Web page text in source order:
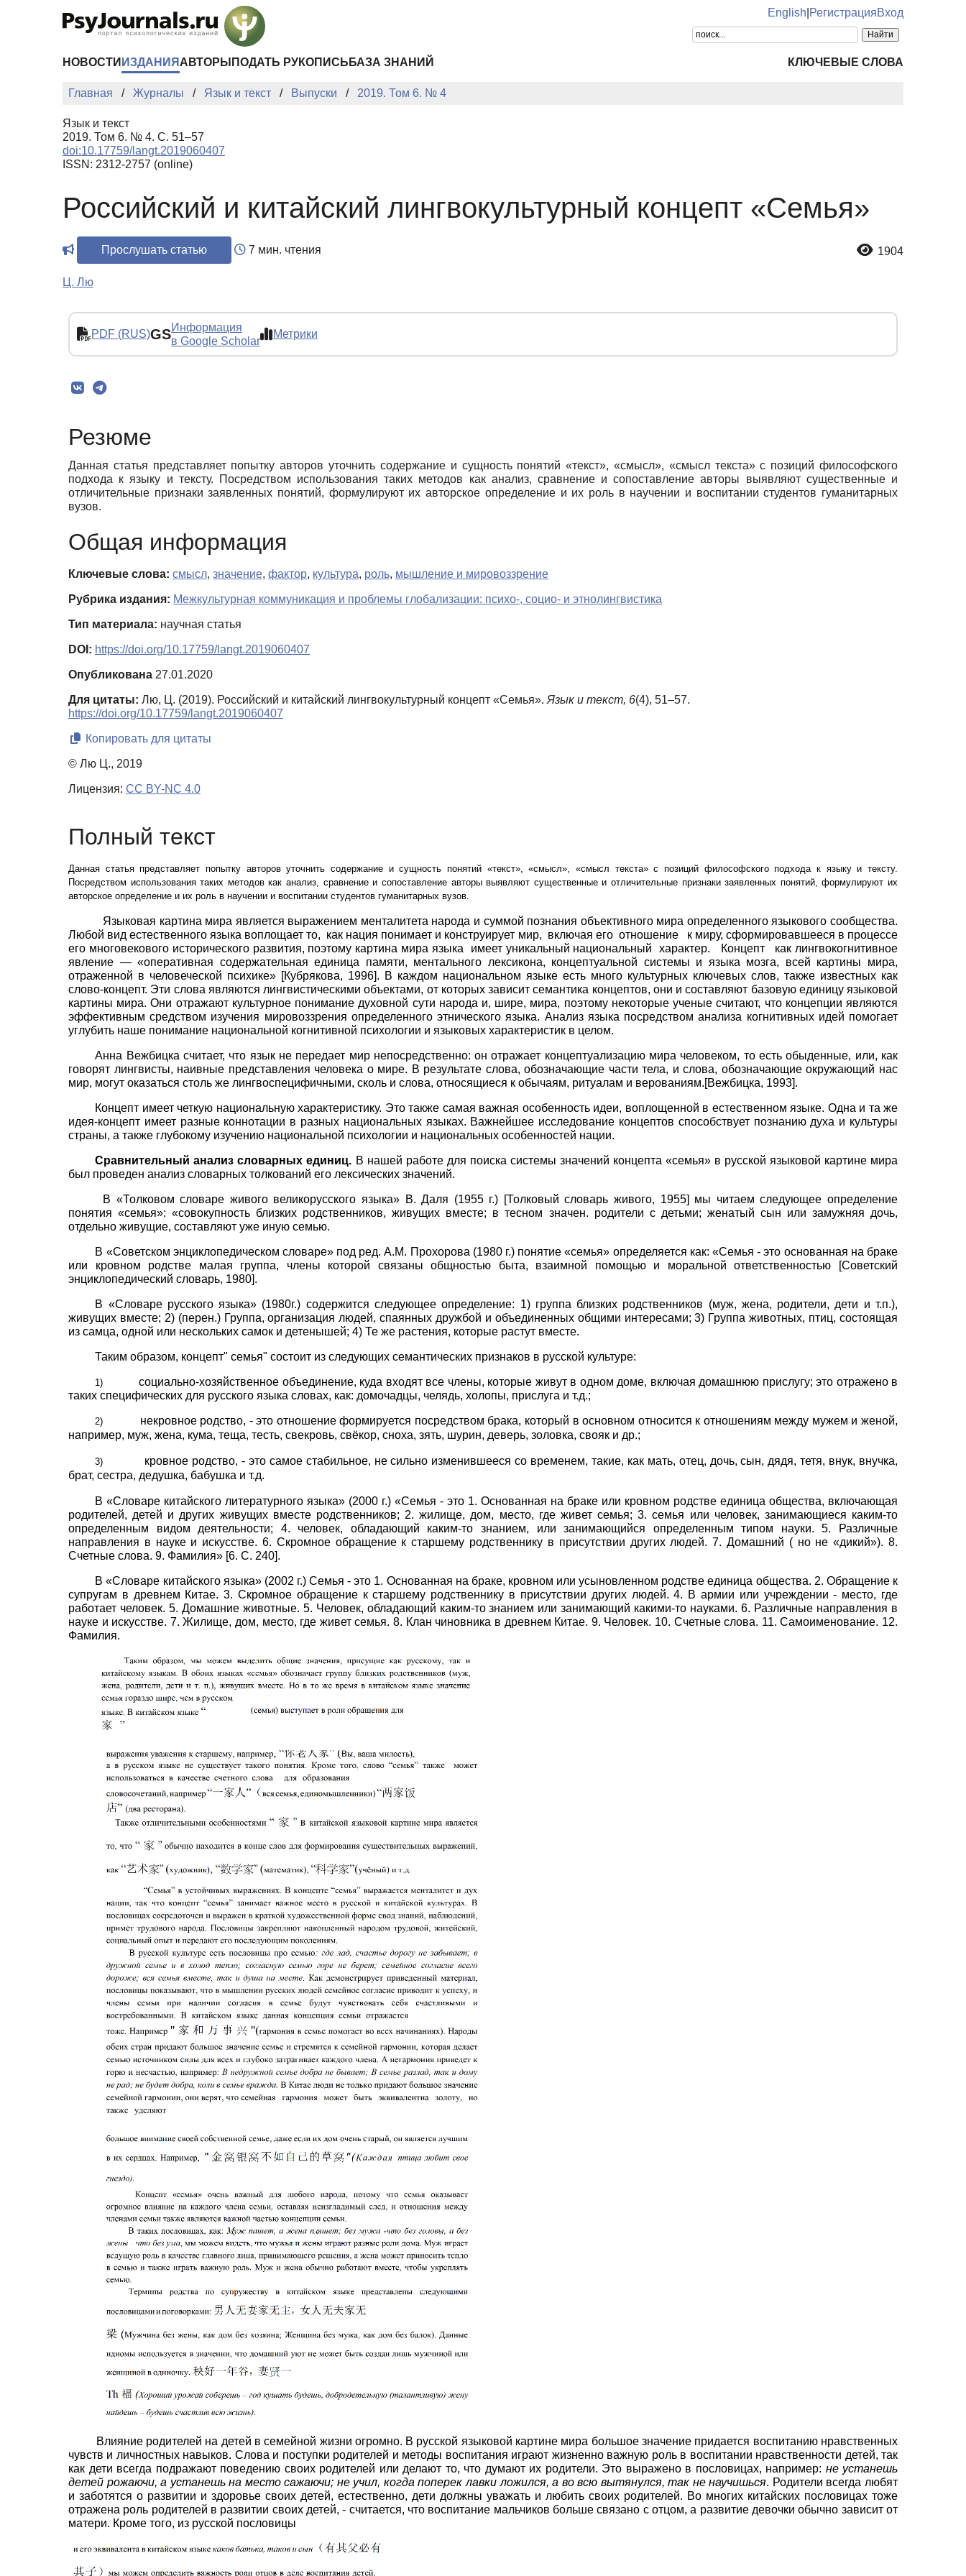
English РегистрацияВход
НОВОСТИ ИЗДАНИЯ АВТОРЫ ПОДАТЬ РУКОПИСЬ БАЗА ЗНАНИЙ КЛЮЧЕВЫЕ СЛОВА
Главная Журналы Язык и текст Выпуски 2019. Том 6. № 4
Язык и текст
2019. Том 6. № 4. С. 51–57
doi:10.17759/langt.2019060407
ISSN: 2312-2757 (online)
Российский и китайский лингвокультурный концепт «Семья»
Прослушать статью 7 мин. чтения 1904
Ц. Лю
PDF (RUS)GSИнформация
в Google Scholar
Метрики
Резюме
Данная статья представляет попытку авторов уточнить содержание и сущность понятий «текст», «смысл», «смысл текста» с позиций философского
подхода к языку и тексту. Посредством использования таких методов как анализ, сравнение и сопоставление авторы выявляют существенные и
отличительные признаки заявленных понятий, формулируют их авторское определение и их роль в научении и воспитании студентов гуманитарных
вузов.
Общая информация
Ключевые слова: смысл, значение, фактор, культура, роль, мышление и мировоззрение
Рубрика издания: Межкультурная коммуникация и проблемы глобализации: психо-, социо- и этнолингвистика
Тип материала: научная статья
DOI: https://doi.org/10.17759/langt.2019060407
Опубликована 27.01.2020
Для цитаты: Лю, Ц. (2019). Российский и китайский лингвокультурный концепт «Семья». Язык и текст, 6(4), 51–57.
https://doi.org/10.17759/langt.2019060407
Копировать для цитаты
© Лю Ц., 2019
Лицензия: CC BY-NC 4.0
Полный текст
Данная статья представляет попытку авторов уточнить содержание и сущность понятий «текст», «смысл», «смысл текста» с позиций философского подхода к языку и тексту.
Посредством использования таких методов как анализ, сравнение и сопоставление авторы выявляют существенные и отличительные признаки заявленных понятий, формулируют их
авторское определение и их роль в научении и воспитании студентов гуманитарных вузов.
Языковая картина мира является выражением менталитета народа и суммой познания объективного мира определенного языкового сообщества.
Любой вид естественного языка воплощает то, как нация понимает и конструирует мир, включая его отношение к миру, сформировавшееся в процессе
его многовекового исторического развития, поэтому картина мира языка
имеет уникальный национальный характер. Концепт как лингвокогнитивное
явление —«оперативная содержательная единица памяти, ментального лексикона, концептуальной системы и языка мозга, всей картины мира,
отраженной в человеческой психике» [Кубрякова, 1996]. В каждом национальном языке есть много культурных ключевых слов, также известных как
слово-концепт. Эти слова являются лингвистическими объектами, от которых зависит семантика концептов, они и составляют базовую единицу языковой
картины мира. Они отражают культурное понимание духовной сути народа и, шире, мира, поэтому некоторые ученые считают, что концепции являются
эффективным средством изучения мировоззрения определенного этнического языка. Анализ языка посредством анализа когнитивных идей помогает
углубить наше понимание национальной когнитивной психологии и языковых характеристик в целом.
Анна Вежбицка считает, что язык не передает мир непосредственно: он отражает концептуализацию мира человеком, то есть обыденные, или, как
говорят лингвисты, наивные представления человека о мире. В результате слова, обозначающие части тела, и слова, обозначающие окружающий нас
мир, могут оказаться столь же лингвоспецифичными, сколь и слова, относящиеся к обычаям, ритуалам и верованиям.[Вежбицка, 1993].
Концепт имеет четкую национальную характеристику. Это также самая важная особенность идеи, воплощенной в естественном языке. Одна и та же
идея-концепт имеет разные коннотации в разных национальных языках. Важнейшее исследование концептов способствует познанию духа и культуры
страны, а также глубокому изучению национальной психологии и национальных особенностей нации.
Сравнительный анализ словарных единиц. В нашей работе для поиска системы значений концепта «семья» в русской языковой картине мира
был проведен анализ словарных толкований его лексических значений.
В «Толковом словаре живого великорусского языка» В. Даля (1955 г.) [Толковый словарь живого, 1955] мы читаем следующее определение
понятия «семья»: «совокупность близких родственников, живущих вместе; в тесном значен. родители с детьми; женатый сын или замужняя дочь,
отдельно живущие, составляют уже иную семью.
В «Советском энциклопедическом словаре» под ред. А.М. Прохорова (1980 г.) понятие «семья» определяется как: «Семья-это основанная на браке
или кровном родстве малая группа, члены которой связаны общностью быта, взаимной помощью и моральной ответственностью
[Советский
энциклопедический словарь, 1980].
В «Словаре русского языка» (1980г.) содержится следующее определение: 1) группа близких родственников (муж, жена, родители, дети и т.п.),
живущих вместе; 2) (перен.) Группа, организация людей, спаянных дружбой и объединенных общими интересами;3) Группа животных, птиц, состоящая
из самца, одной или нескольких самок и детенышей; 4) Те же растения, которые растут вместе.
Таким образом, концепт" семья" состоит из следующих семантических признаков в русской культуре:
1)
социально-хозяйственное объединение, куда входят все члены, которые живут в одном доме, включая домашнюю прислугу; это отражено в
таких специфических для русского языка словах, как: домочадцы, челядь, холопы, прислуга и т.д.;
2)
некровное родство, - это отношение формируется посредством брака, который в основном относится к отношениям между мужем и женой,
например, муж, жена, кума, теща, тесть, свекровь, свёкор, сноха, зять, шурин, деверь, золовка, свояк и др.;
3)
кровное родство, - это самое стабильное, не сильно изменившееся со временем, такие, как мать, отец, дочь, сын, дядя, тетя, внук, внучка,
брат, сестра, дедушка, бабушка и т.д.
В «Словаре китайского литературного языка» (2000 г.) «Семья - это 1. Основанная на браке или кровном родстве единица общества, включающая
родителей, детей и других живущих вместе родственников; 2. жилище, дом, место, где живет семья; 3. семья или человек, занимающиеся каким-то
определенным видом деятельности; 4. человек, обладающий каким-то знанием, или занимающийся определенным типом науки. 5. Различные
направления в науке и искусстве. 6. Скромное обращение к старшему родственнику в присутствии других людей. 7. Домашний ( но не «дикий»). 8.
Счетные слова. 9. Фамилия» [6. С. 240].
В «Словаре китайского языка» (2002 г.) Семья - это 1. Основанная на браке, кровном или усыновленном родстве единица общества. 2. Обращение к
супругам в древнем Китае. 3. Скромное обращение к старшему родственнику в присутствии других людей. 4. В армии или учреждении - место, где
работает человек. 5. Домашние животные. 5. Человек, обладающий каким-то знанием или занимающий какими-то науками. 6. Различные направления в
науке и искусстве. 7. Жилище, дом, место, где живет семья. 8. Клан чиновника в древнем Китае. 9. Человек. 10. Счетные слова. 11. Самоименование. 12.
Фамилия.
Влияние родителей на детей в семейной жизни огромно. В русской языковой картине мира большое значение придается воспитанию нравственных
чувств и личностных навыков. Слова и поступки родителей и методы воспитания играют жизненно важную роль в воспитании нравственности детей, так
как дети всегда подражают поведению своих родителей или делают то, что думают их родители. Это выражено в пословицах, например: не устанешь
детей рожаючи, а устанешь на место сажаючи; не учил, когда поперек лавки ложился, а во всю вытянулся, так не научишься. Родители всегда любят
и заботятся о развитии и здоровье своих детей, естественно, дети должны уважать и любить своих родителей. Во многих китайских пословицах тоже
отражена роль родителей в развитии своих детей, - считается, что воспитание мальчиков больше связано с отцом, а развитие девочки обычно зависит от
матери. Кроме того, из русской пословицы